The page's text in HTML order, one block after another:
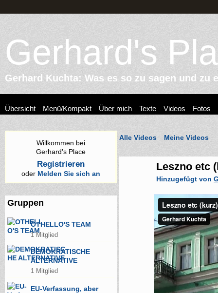
Gerhard's
Gerhard Kuchta: Was es so zu sagen und zu
Übersicht Menü/Kompakt Über mich Texte Videos Fotos
Willkommen bei
Gerhard's Place
Registrieren
oder Melden Sie sich an
Gruppen
OTHELLO'S TEAM
1 Mitglied
DEMOKRATISCHE
ALTERNATIVE
1 Mitglied
EU-Verfassung, aber
Alle Videos Meine Videos
Leszno etc
Hinzugefügt von